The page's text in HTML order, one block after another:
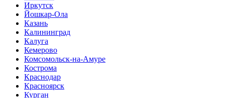
Иркутск
Йошкар-Ола
Казань
Калининград
Калуга
Кемерово
Комсомольск-на-Амуре
Кострома
Краснодар
Красноярск
Курган